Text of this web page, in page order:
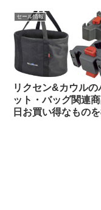
セール情報
リクセン&カウルの
ット・バッグ関連
日お買い得なもの